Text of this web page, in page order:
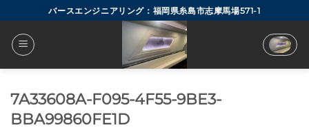
to
content
バースエンジニアリング：福岡県糸島市志摩馬場571-1
7A33608A-F095-4F55-9BE3-
BBA99860FE1D